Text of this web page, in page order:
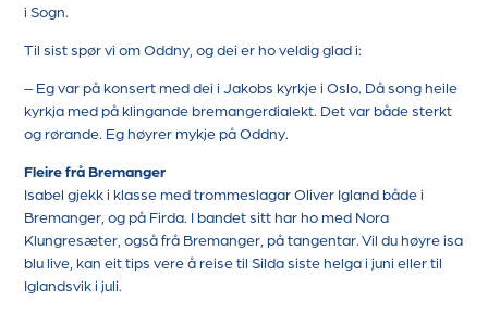
i Sogn.
Til sist spør vi om Oddny, og dei er ho veldig glad i:
– Eg var på konsert med dei i Jakobs kyrkje i Oslo. Då song heile
kyrkja med på klingande bremangerdialekt. Det var både sterkt
og rørande. Eg høyrer mykje på Oddny.
Fleire frå Bremanger
Isabel gjekk i klasse med trommeslagar Oliver Igland både i
Bremanger, og på Firda. I bandet sitt har ho med Nora
Klungresæter, også frå Bremanger, på tangentar. Vil du høyre isa
blu live, kan eit tips vere å reise til Silda siste helga i juni eller til
Iglandsvik i juli.